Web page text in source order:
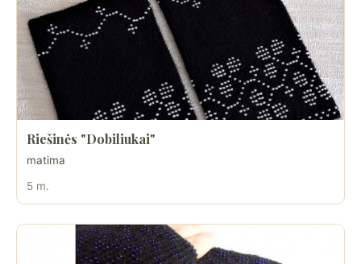
Riešinės "Dobiliukai"
matima
5 m.